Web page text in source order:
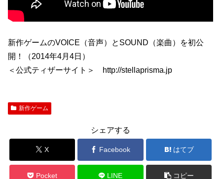
新作ゲームのVOICE（音声）とSOUND（楽曲）を初公
開！（2014年4月4日）
＜公式ティザーサイト＞ http://stellaprisma.jp
新作ゲーム
シェアする
X Facebook はてブ
Pocket LINE コピー